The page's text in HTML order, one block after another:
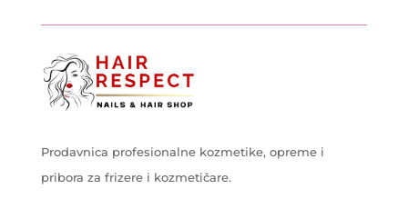
Prodavnica profesionalne kozmetike, opreme i
pribora za frizere i kozmetičare.